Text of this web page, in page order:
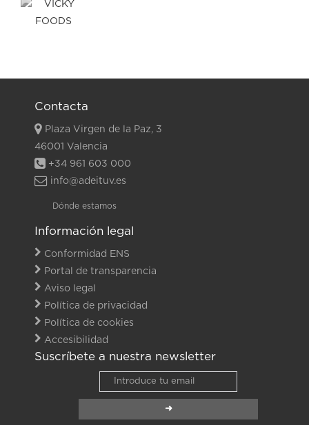
Contacta
Plaza Virgen de la Paz, 3
46001 Valencia
+34 961 603 000
info@adeituv.es
Dónde estamos
Información legal
Conformidad ENS
Portal de transparencia
Aviso legal
Política de privacidad
Política de cookies
Accesibilidad
Suscríbete a nuestra newsletter